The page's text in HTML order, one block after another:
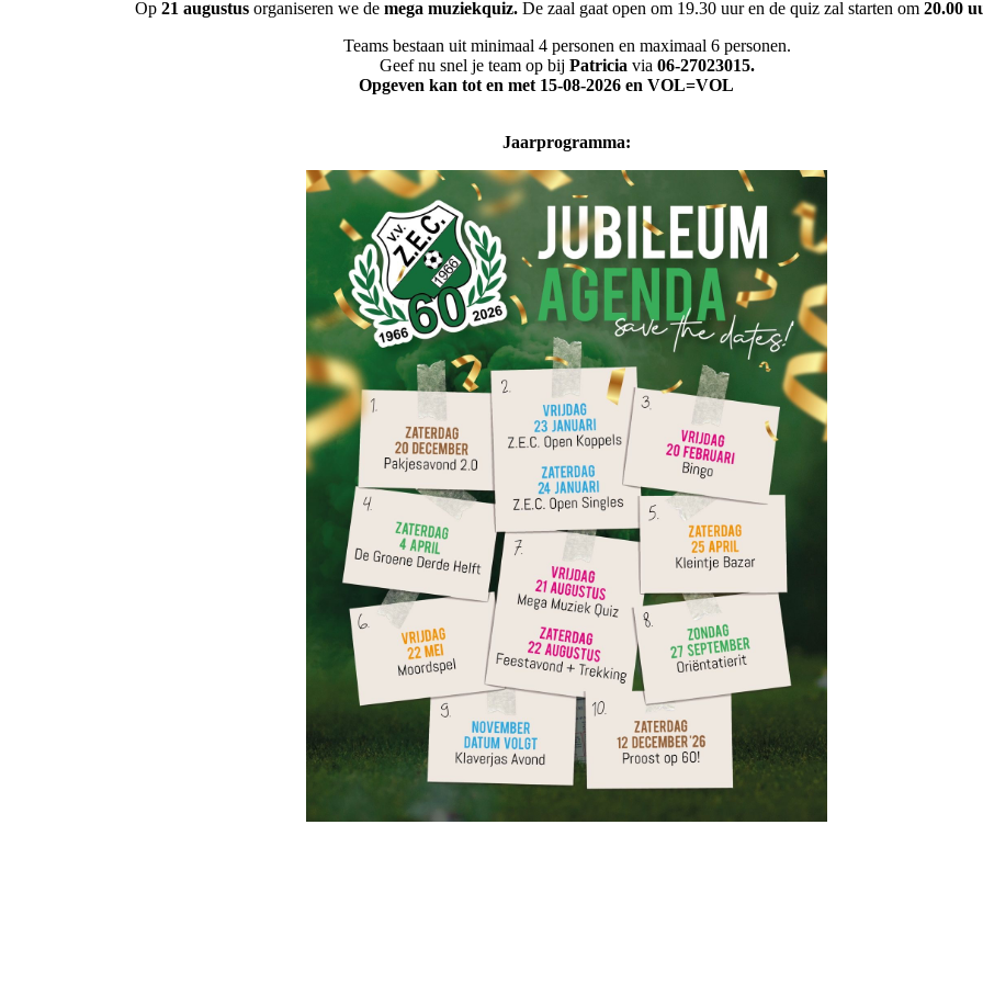
Op 21 augustus organiseren we de mega muziekquiz. De zaal gaat open om 19.30 uur en de quiz zal starten om 20.00
Teams bestaan uit minimaal 4 personen en maximaal 6 personen.
Geef nu snel je team op bij Patricia via 06-27023015.
Opgeven kan tot en met 15-08-2026 en VOL=VOL
Jaarprogramma: